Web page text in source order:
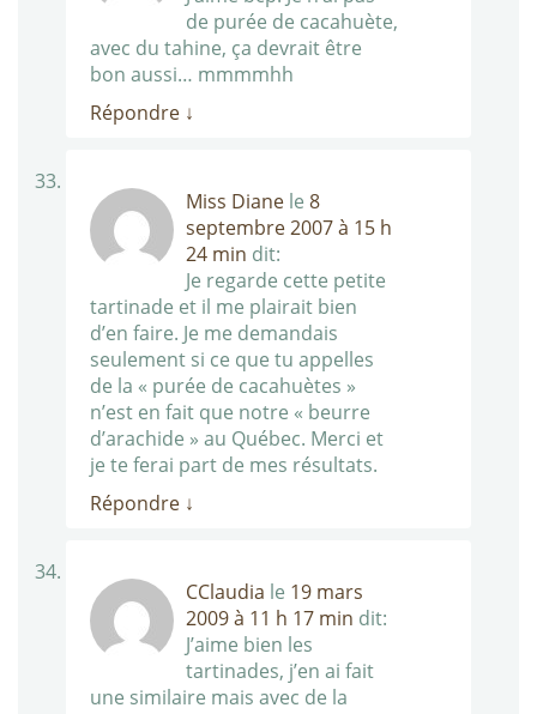
de purée de cacahuète,
avec du tahine, ça devrait être
bon aussi… mmmmhh
Répondre ↓
Miss Diane le 8
septembre 2007 à 15 h
24 min dit:
Je regarde cette petite
tartinade et il me plairait bien
d’en faire. Je me demandais
seulement si ce que tu appelles
de la « purée de cacahuètes »
n’est en fait que notre « beurre
d’arachide » au Québec. Merci et
je te ferai part de mes résultats.
Répondre ↓
CClaudia le 19 mars
2009 à 11 h 17 min dit:
J’aime bien les
tartinades, j’en ai fait
une similaire mais avec de la